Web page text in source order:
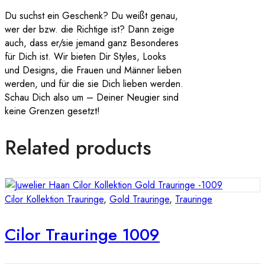
Du suchst ein Geschenk? Du weißt genau,
wer der bzw. die Richtige ist? Dann zeige
auch, dass er/sie jemand ganz Besonderes
für Dich ist. Wir bieten Dir Styles, Looks
und Designs, die Frauen und Männer lieben
werden, und für die sie Dich lieben werden.
Schau Dich also um – Deiner Neugier sind
keine Grenzen gesetzt!
Related products
Cilor Kollektion Trauringe, Gold Trauringe, Trauringe
Cilor Trauringe 1009